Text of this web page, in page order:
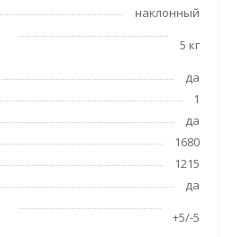
наклонный
5 кг
да
1
да
1680
1215
да
+5/-5